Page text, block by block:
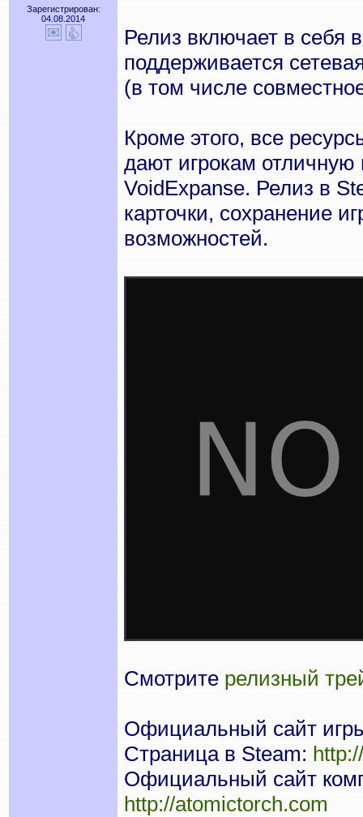
Зарегистрирован:
04.08.2014
Релиз включает в себя
поддерживается
(в том числе
Кроме этого, все
дают игрокам
VoidExpanse. Релиз в
карточки, сохранение
возможностей.
Смотрите релизный
Официальный сайт
Страница в Steam:
Официальный сайт
http://atomictorch.com